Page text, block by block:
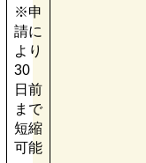
※申
請に
より
30
日前
まで
短縮
可能